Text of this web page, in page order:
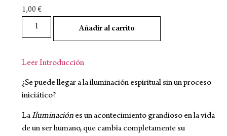
1,00 €
Añadir al carrito
Leer Introducción
¿Se puede llegar a la iluminación espiritual sin un proceso
iniciático?
LaIluminaciónes un acontecimiento grandioso en la vida
de un ser humano, que cambia completamente su